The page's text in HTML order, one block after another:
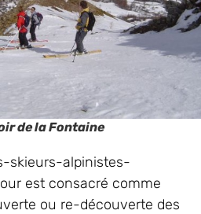
de la Fontaine
skieurs-alpinistes-
est consacré comme
ou re-découverte des